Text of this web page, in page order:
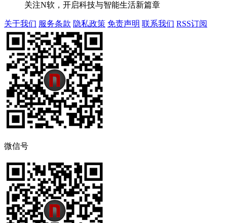
关注N软，开启科技与智能生活新篇章
关于我们 服务条款 隐私政策 免责声明 联系我们 RSS订阅
微信号